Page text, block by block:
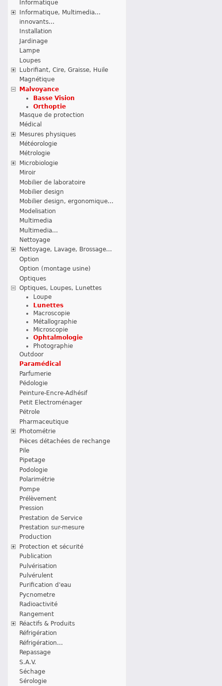
Informatique
Informatique, Multimedia...
innovants...
Installation
Jardinage
Lampe
Loupes
Lubrifiant, Cire, Graisse, Huile
Magnétique
Malvoyance
Basse Vision
Orthoptie
Masque de protection
Médical
Mesures physiques
Météorologie
Métrologie
Microbiologie
Miroir
Mobilier de laboratoire
Mobilier design
Mobilier design, ergonomique...
Modelisation
Multimedia
Multimedia...
Nettoyage
Nettoyage, Lavage, Brossage...
Option
Option (montage usine)
Optiques
Optiques, Loupes, Lunettes
Loupe
Lunettes
Macroscopie
Métallographie
Microscopie
Ophtalmologie
Photographie
Outdoor
Paramédical
Parfumerie
Pédologie
Peinture-Encre-Adhésif
Petit Electroménager
Pétrole
Pharmaceutique
Photométrie
Pièces détachées de rechange
Pile
Pipetage
Podologie
Polarimétrie
Pompe
Prélèvement
Pression
Prestation de Service
Prestation sur-mesure
Production
Protection et sécurité
Publication
Pulvérisation
Pulvérulent
Purification d'eau
Pycnometre
Radioactivité
Rangement
Réactifs & Produits
Réfrigération
Réfrigération...
Repassage
S.A.V.
Séchage
Sérologie